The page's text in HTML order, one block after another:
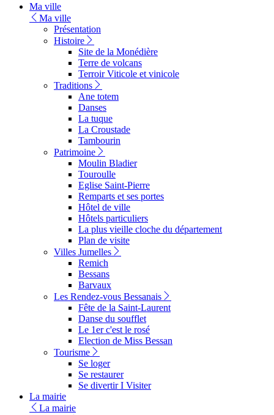
vers
Ma ville
Ma ville
Présentation
Histoire
Site de la Monédière
Terre de volcans
Terroir Viticole et vinicole
Traditions
Ane totem
Danses
La tuque
La Croustade
Tambourin
Patrimoine
Moulin Bladier
Touroulle
Eglise Saint-Pierre
Remparts et ses portes
Hôtel de ville
Hôtels particuliers
La plus vieille cloche du département
Plan de visite
Villes Jumelles
Remich
Bessans
Barvaux
Les Rendez-vous Bessanais
Fête de la Saint-Laurent
Danse du soufflet
Le 1er c'est le rosé
Election de Miss Bessan
Tourisme
Se loger
Se restaurer
Se divertir I Visiter
La mairie
La mairie